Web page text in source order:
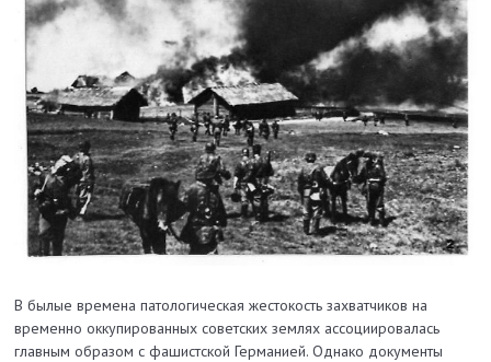
В былые времена патологическая жестокость захватчиков на
временно оккупированных советских землях ассоциировалась
главным образом с фашистской Германией. Однако документы